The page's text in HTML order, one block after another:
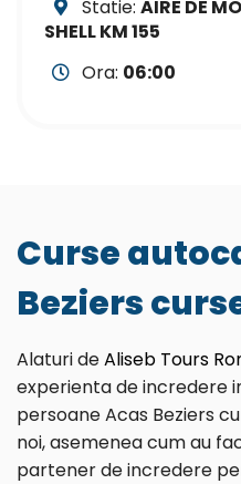
Statie: AIRE DE
SHELL KM 155
Ora: 06:00
Curse
Beziers
Alaturi deAliseb Tours
experienta de incredere
persoane Acas Beziers
noi, asemenea cum au
partener de incredere